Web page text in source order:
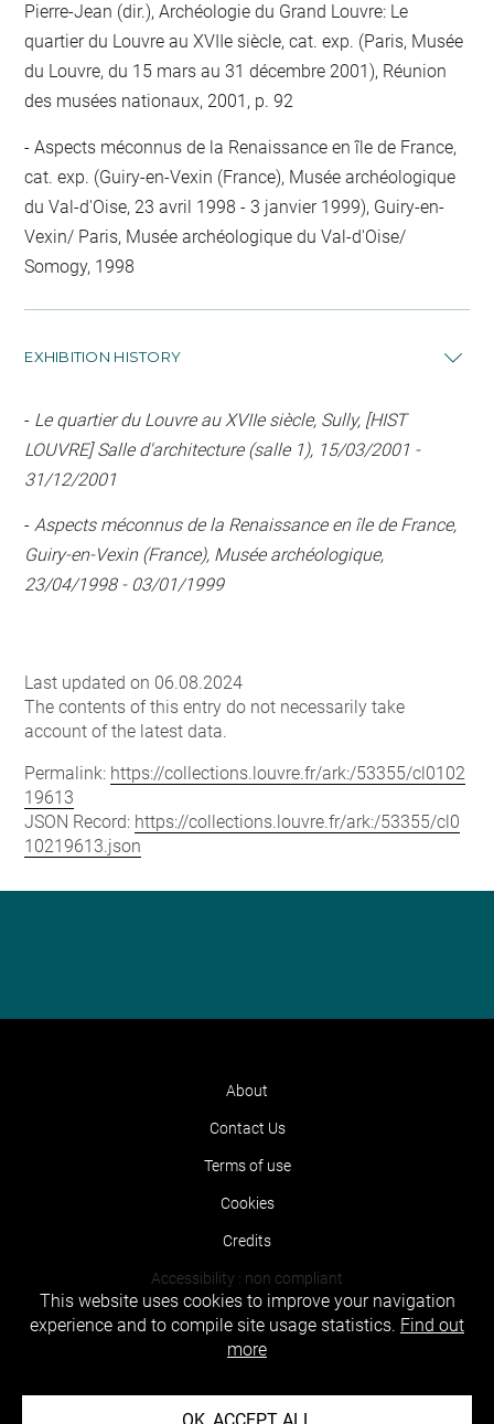
Pierre-Jean (dir.), Archéologie du Grand Louvre: Le
quartier du Louvre au XVIIe siècle, cat. exp. (Paris, Musée
du Louvre, du 15 mars au 31 décembre 2001), Réunion
des musées nationaux, 2001, p. 92
Aspects méconnus de la Renaissance en île de France,
cat. exp. (Guiry-en-Vexin (France), Musée archéologique
du Val-d'Oise, 23 avril 1998 - 3 janvier 1999), Guiry-en-
Vexin/ Paris, Musée archéologique du Val-d'Oise/
Somogy, 1998
EXHIBITION HISTORY
- Le quartier du Louvre au XVIIe siècle, Sully, [HIST
LOUVRE] Salle d'architecture (salle 1), 15/03/2001 -
31/12/2001
-Aspects méconnus de la Renaissance en île de France,
Guiry-en-Vexin (France), Musée archéologique,
23/04/1998 - 03/01/1999
Last updated on 06.08.2024
The contents of this entry do not necessarily take
account of the latest data.
Permalink: https://collections.louvre.fr/ark:/53355/cl0102
19613
JSON Record: https://collections.louvre.fr/ark:/53355/cl0
10219613.json
About
Contact Us
Terms of use
Cookies
Credits
Accessibility : non compliant
This website uses cookies to improve your navigation
experience and to compile site usage statistics. Find out
more
OK, ACCEPT ALL